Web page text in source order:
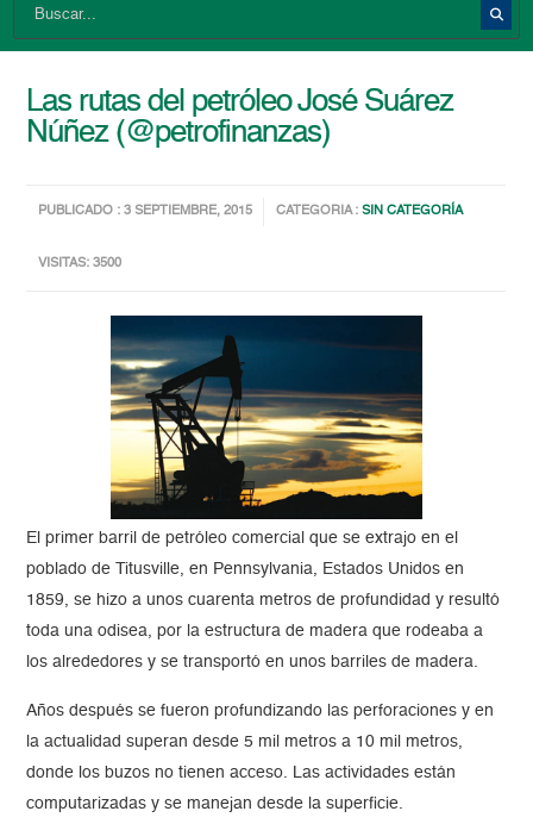
Las rutas del petróleo José Suárez
Núñez (@petrofinanzas)
PUBLICADO : 3 SEPTIEMBRE, 2015 CATEGORIA :SIN CATEGORÍA
VISITAS: 3500
El primer barril de petróleo comercial que se extrajo en el
poblado de Titusville, en Pennsylvania, Estados Unidos en
1859, se hizo a unos cuarenta metros de profundidad y resultó
toda una odisea, por la estructura de madera que rodeaba a
los alrededores y se transportó en unos barriles de madera.
Años después se fueron profundizando las perforaciones y en
la actualidad superan desde 5 mil metros a 10 mil metros,
donde los buzos no tienen acceso. Las actividades están
computarizadas y se manejan desde la superficie.